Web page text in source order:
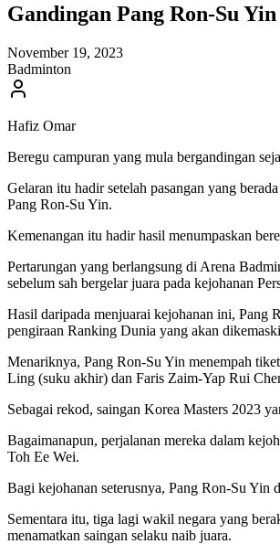
Gandingan Pang Ron-Su
November 19, 2023
Badminton
Hafiz Omar
Beregu campuran yang mula bergandingan
Gelaran itu hadir setelah pasangan yang
Pang Ron-Su Yin.
Kemenangan itu hadir hasil menumpaskan
Pertarungan yang berlangsung di Arena
sebelum sah bergelar juara pada kejohanan
Hasil daripada menjuarai kejohanan ini, Pang
pengiraan Ranking Dunia yang akan
Menariknya, Pang Ron-Su Yin menempah
Ling (suku akhir) dan Faris Zaim-Yap Rui
Sebagai rekod, saingan Korea Masters 2023
Bagaimanapun, perjalanan mereka dalam
Toh Ee Wei.
Bagi kejohanan seterusnya, Pang Ron-Su Yin
Sementara itu, tiga lagi wakil negara yang
menamatkan saingan selaku naib juara.